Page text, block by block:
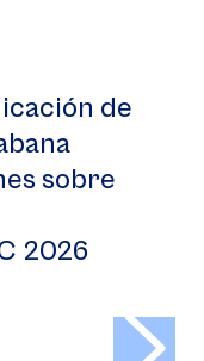
de
sobre
2026